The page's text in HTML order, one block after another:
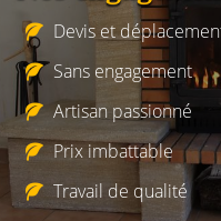
Devis et
Sans engagement
Artisan passionné
Prix imbattable
Travail de qualité